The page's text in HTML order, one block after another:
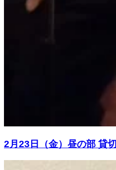
2月23日（金）昼の部 貸切